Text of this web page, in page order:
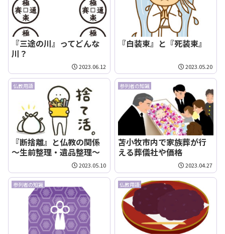
『三途の川』ってどんな
川？
2023.06.12
『白装束』と『死装束』
2023.05.20
仏教用語
『断捨離』と仏教の関係
～生前整理・遺品整理～
2023.05.10
参列者の知識
苫小牧市内で家族葬が行
える葬儀社や価格
2023.04.27
参列者の知識 仏教用語